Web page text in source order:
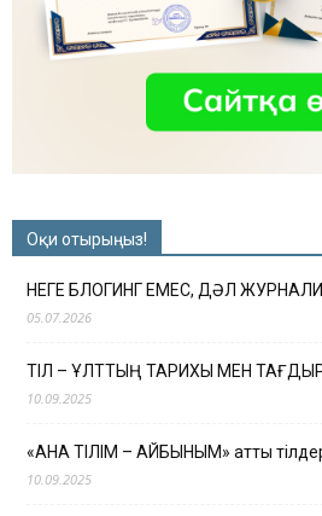
Оқи отырыңыз!
НЕГЕ БЛОГИНГ ЕМЕС, ДӘЛ
05.07.2026
ТІЛ – ҰЛТТЫҢ ТАРИХЫ МЕН
10.09.2025
«АНА ТІЛІМ – АЙБЫНЫМ» атты тілдер
10.09.2025